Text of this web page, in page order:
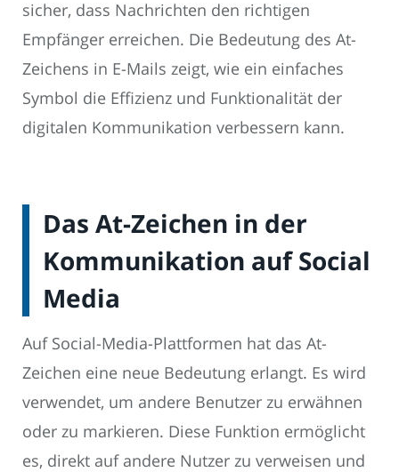
sicher, dass Nachrichten den richtigen
Empfänger erreichen. Die Bedeutung des At-
Zeichens in E-Mails zeigt, wie ein einfaches
Symbol die Effizienz und Funktionalität der
digitalen Kommunikation verbessern kann.
Das At-Zeichen in der
Kommunikation auf Social
Media
Auf Social-Media-Plattformen hat das At-
Zeichen eine neue Bedeutung erlangt. Es wird
verwendet, um andere Benutzer zu erwähnen
oder zu markieren. Diese Funktion ermöglicht
es, direkt auf andere Nutzer zu verweisen und